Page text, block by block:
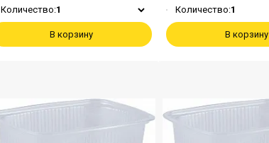
Количество:1
В корзину
Количество:1
В корзину